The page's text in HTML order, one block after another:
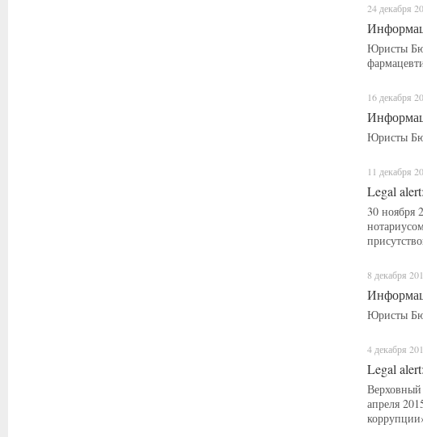
24 декабря
Юристы
16 декабря
Юристы
11 декабря
Legal
30 ноября
8 декабря
Юристы
4 декабря
Legal
апреля